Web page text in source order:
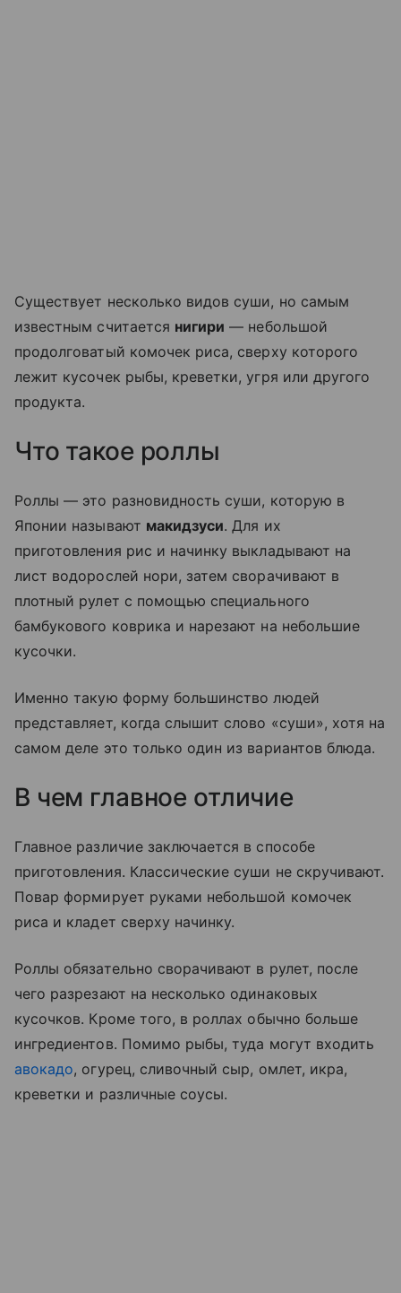
Существует несколько видов суши, но самым
известным считается нигири — небольшой
продолговатый комочек риса, сверху которого
лежит кусочек рыбы, креветки, угря или другого
продукта.
Что такое роллы
Роллы — это разновидность суши, которую в
Японии называют макидзуси. Для их
приготовления рис и начинку выкладывают на
лист водорослей нори, затем сворачивают в
плотный рулет с помощью специального
бамбукового коврика и нарезают на небольшие
кусочки.
Именно такую форму большинство людей
представляет, когда слышит слово «суши», хотя на
самом деле это только один из вариантов блюда.
В чем главное отличие
Главное различие заключается в способе
приготовления. Классические суши не скручивают.
Повар формирует руками небольшой комочек
риса и кладет сверху начинку.
Роллы обязательно сворачивают в рулет, после
чего разрезают на несколько одинаковых
кусочков. Кроме того, в роллах обычно больше
ингредиентов. Помимо рыбы, туда могут входить
авокадо, огурец, сливочный сыр, омлет, икра,
креветки и различные соусы.